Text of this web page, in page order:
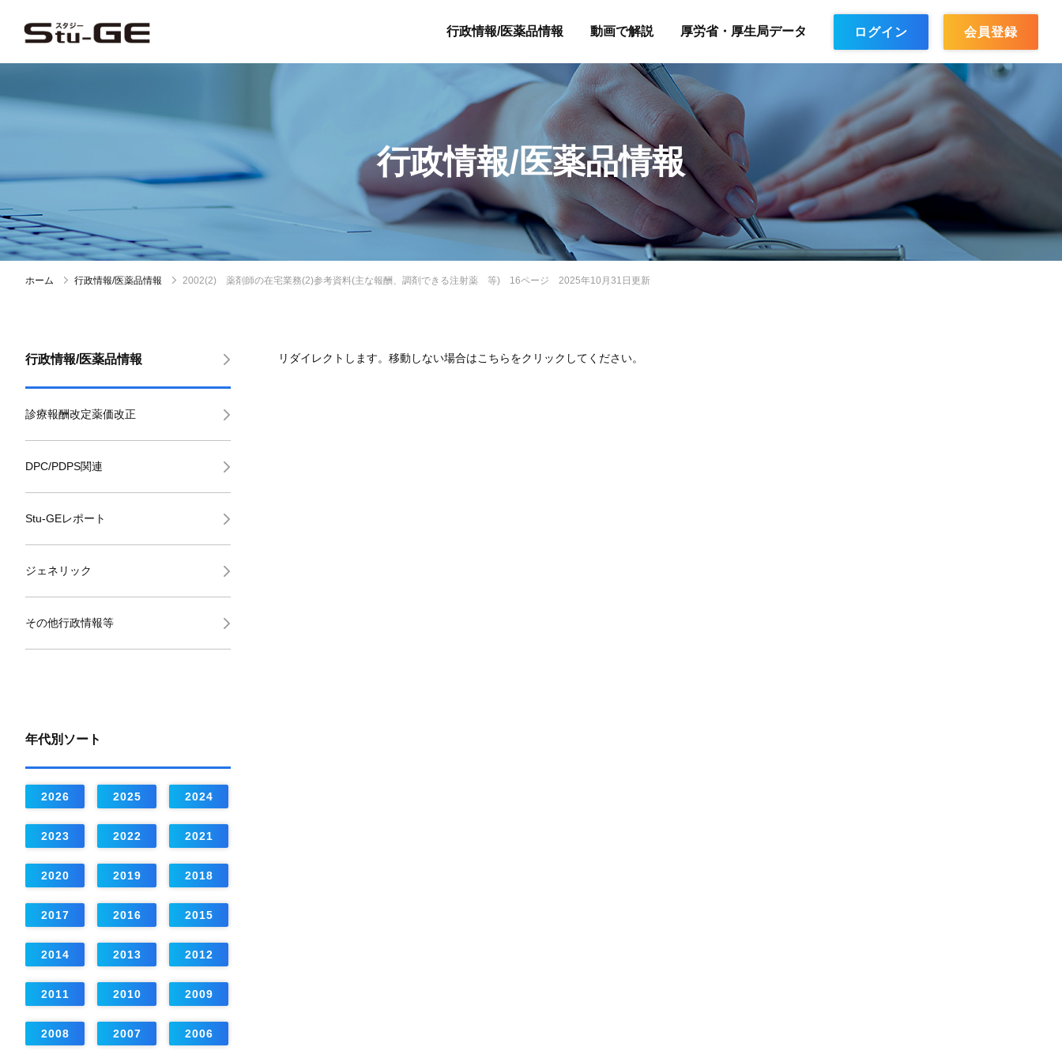
行政情報/医薬品情報 動画で解説 厚労省・厚生局データ ログイン 会員登録
行政情報/医薬品情報
ホーム 行政情報/医薬品情報 2002(2) 薬剤師の在宅業務(2)参考資料(主な報酬、調剤できる注射薬 等) 16ページ 2025年10月31日更新
リダイレクトします。移動しない場合はこちらをクリックしてください。
行政情報/医薬品情報
診療報酬改定薬価改正
DPC/PDPS関連
Stu-GEレポート
ジェネリック
その他行政情報等
年代別ソート
2026 2025 2024
2023 2022 2021
2020 2019 2018
2017 2016 2015
2014 2013 2012
2011 2010 2009
2008 2007 2006